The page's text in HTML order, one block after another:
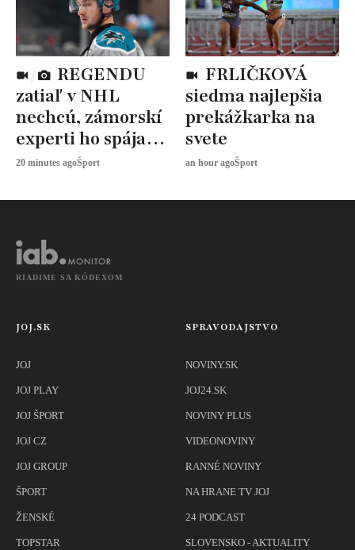
zatiaľ v NHL
nechcú, zámorskí
experti ho spájajú
s dvoma klubmi
20 minutes agoŠport
siedma najlepšia
prekážkarka na
svete
an hour agoŠport
RIADIME SA KÓDEXOM
JOJ.SK
JOJ
JOJ PLAY
JOJ ŠPORT
JOJ CZ
JOJ GROUP
ŠPORT
ŽENSKÉ
TOPSTAR
SPRAVODAJSTVO
NOVINY.SK
JOJ24.SK
NOVINY PLUS
VIDEONOVINY
RANNÉ NOVINY
NA HRANE TV JOJ
24 PODCAST
SLOVENSKO - AKTUALITY